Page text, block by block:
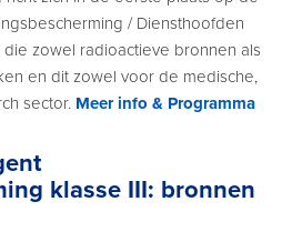
/ Diensthoofden
zowel radioactieve bronnen als
en dit zowel voor de medische,
sector. Meer info & Programma
klasse III: bronnen